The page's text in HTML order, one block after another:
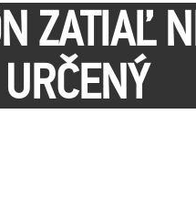
ZATIAĽ
URČENÝ